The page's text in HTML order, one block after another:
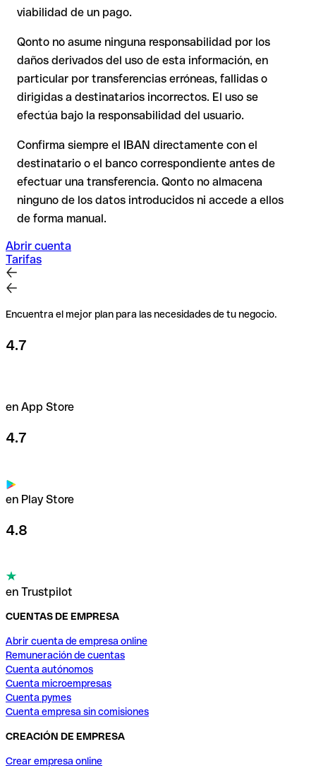
puede verificarla el propio BGL BNP Paribas o mediante una
transferencia de prueba.
destinatario ya ha retirado el dinero.
En transferencias internacionales fuera del espacio SEPA, la
recuperación es considerablemente más compleja y conlleva
comisiones .
Recomendación: Verifica cada IBAN antes de una
transferencia con nuestro IBAN Checker gratuito y, en caso
de duda, confírmalo directamente con el destinatario. Esta
precaución es especialmente importante con importes
elevados o nuevas relaciones comerciales.
viabilidad de un pago.
Qonto no asume ninguna responsabilidad por los
daños derivados del uso de esta información, en
particular por transferencias erróneas, fallidas o
dirigidas a destinatarios incorrectos. El uso se
efectúa bajo la responsabilidad del usuario.
Confirma siempre el IBAN directamente con el
destinatario o el banco correspondiente antes de
efectuar una transferencia. Qonto no almacena
ninguno de los datos introducidos ni accede a ellos
de forma manual.
Abrir cuenta
Tarifas
Encuentra el mejor plan para las necesidades de tu negocio.
4.7
en App Store
4.7
en Play Store
4.8
en Trustpilot
CUENTAS DE EMPRESA
Abrir cuenta de empresa online
Remuneración de cuentas
Cuenta autónomos
Cuenta microempresas
Cuenta pymes
Cuenta empresa sin comisiones
CREACIÓN DE EMPRESA
Crear empresa online